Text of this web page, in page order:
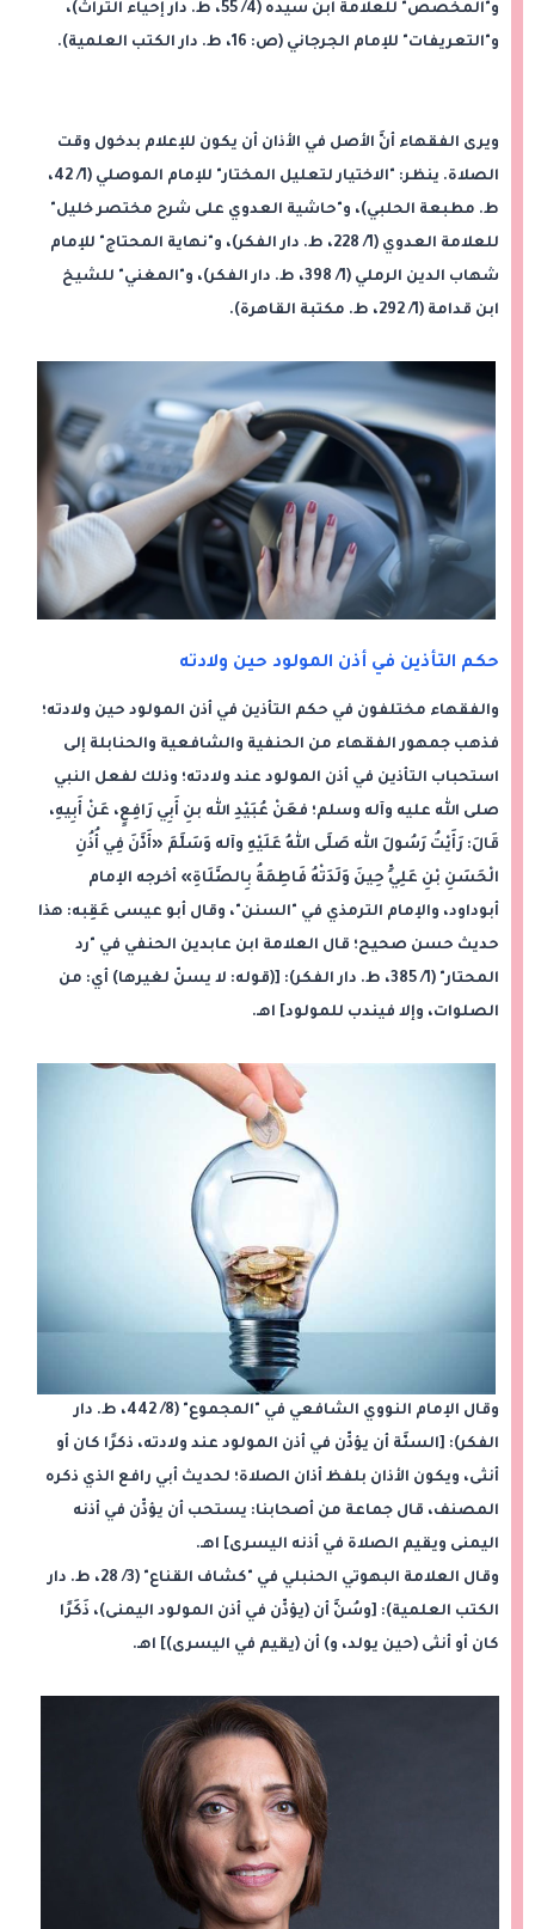
و"المخصص" للعلامة ابن سيده (4/ 55، ط. دار إحياء التراث)،
و"التعريفات" للإمام الجرجاني (ص: 16، ط. دار الكتب العلمية).
ويرى الفقهاء أنَّ الأصل في الأذان أن يكون للإعلام بدخول وقت
الصلاة. ينظر: "الاختيار لتعليل المختار" للإمام الموصلي (1/ 42،
ط. مطبعة الحلبي)، و"حاشية العدوي على شرح مختصر خليل"
للعلامة العدوي (1/ 228، ط. دار الفكر)، و"نهاية المحتاج" للإمام
شهاب الدين الرملي (1/ 398، ط. دار الفكر)، و"المغني" للشيخ
ابن قدامة (1/ 292، ط. مكتبة القاهرة).
حكم التأذين في أذن المولود حين ولادته
والفقهاء مختلفون في حكم التأذين في أذن المولود حين ولادته؛
فذهب جمهور الفقهاء من الحنفية والشافعية والحنابلة إلى
استحباب التأذين في أذن المولود عند ولادته؛ وذلك لفعل النبي
صلى الله عليه وآله وسلم؛ فعَنْ عُبَيْدِ الله بنِ أَبِي رَافِعٍ، عَنْ أَبِيهِ،
قَالَ: رَأَيْتُ رَسُولَ الله صَلَّى اللهُ عَلَيْهِ وآله وَسَلَّمَ «أَذَّنَ فِي أُذُنِ
الْحَسَنِ بْنِ عَلِيٍّ حِينَ وَلَدَتْهُ فَاطِمَةُ بِالصَّلَاةِ» أخرجه الإمام
أبوداود، والإمام الترمذي في "السنن"، وقال أبو عيسى عَقِبه: هذا
حديث حسن صحيح؛ قال العلامة ابن عابدين الحنفي في "رد
المحتار" (1/ 385، ط. دار الفكر): [(قوله: لا يسنّ لغيرها) أي: من
الصلوات، وإلا فيندب للمولود] اهـ.
وقال الإمام النووي الشافعي في "المجموع" (8/ 442، ط. دار
الفكر): [السنَّة أن يؤذِّن في أذن المولود عند ولادته، ذكرًا كان أو
أنثى، ويكون الأذان بلفظ أذان الصلاة؛ لحديث أبي رافع الذي ذكره
المصنف، قال جماعة من أصحابنا: يستحب أن يؤذِّن في أذنه
اليمنى ويقيم الصلاة في أذنه اليسرى] اهـ.
وقال العلامة البهوتي الحنبلي في "كشاف القناع" (3/ 28، ط. دار
الكتب العلمية): [وسُنَّ أن (يؤذِّن في أذن المولود اليمنى)، ذَكَرًا
كان أو أنثى (حين يولد، و) أن (يقيم في اليسرى)] اهـ.